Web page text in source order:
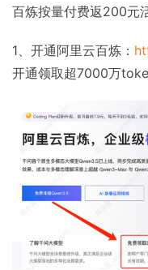
百炼按量付费返200元
1、开通阿里云百炼：
开通领取超7000万